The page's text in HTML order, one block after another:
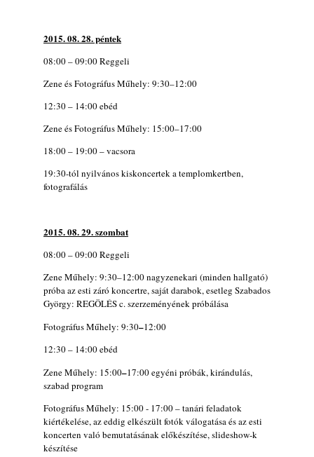
2015. 08. 28. péntek
08:00 – 09:00 Reggeli
Zene és Fotográfus Műhely: 9:30–12:00
12:30 – 14:00 ebéd
Zene és Fotográfus Műhely: 15:00–17:00
18:00 – 19:00 – vacsora
19:30-tól nyilvános kiskoncertek a templomkertben,
fotografálás
2015. 08. 29. szombat
08:00 – 09:00 Reggeli
Zene Műhely: 9:30–12:00 nagyzenekari (minden hallgató)
próba az esti záró koncertre, saját darabok, esetleg Szabados
György: REGÖLÉS c. szerzeményének próbálása
Fotográfus Műhely: 9:30–12:00
12:30 – 14:00 ebéd
Zene Műhely: 15:00–17:00 egyéni próbák, kirándulás,
szabad program
Fotográfus Műhely: 15:00 - 17:00 – tanári feladatok
kiértékelése, az eddig elkészült fotók válogatása és az esti
koncerten való bemutatásának előkészítése, slideshow-k
készítése